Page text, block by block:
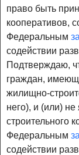
право быть
кооперативов,
Федеральным
содействии
Подтверждаю,
граждан,
жилищно-
него), и (или)
строительного
Федеральным
содействии